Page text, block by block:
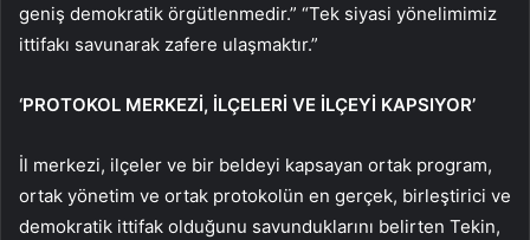
geniş demokratik örgütlenmedir.” “Tek siyasi yönelimimiz
ittifakı savunarak zafere ulaşmaktır.”
‘PROTOKOL MERKEZİ, İLÇELERİ VE İLÇEYİ KAPSIYOR’
İl merkezi, ilçeler ve bir beldeyi kapsayan ortak program,
ortak yönetim ve ortak protokolün en gerçek, birleştirici ve
demokratik ittifak olduğunu savunduklarını belirten Tekin,